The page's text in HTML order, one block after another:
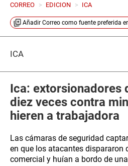
CORREO > EDICION > ICA
Añadir Correo como fuente preferida
ICA
Ica: extorsionadores
diez veces contra
hieren a trabajadora
Las cámaras de seguridad
en que los atacantes dispararon
comercial y huían a bordo de